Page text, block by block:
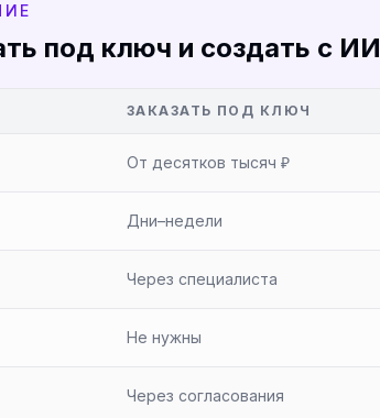
под ключ и создать с ИИ
ЗАКАЗАТЬ ПОД КЛЮЧ
От десятков тысяч ₽
Дни–недели
Через специалиста
Не нужны
Через согласования